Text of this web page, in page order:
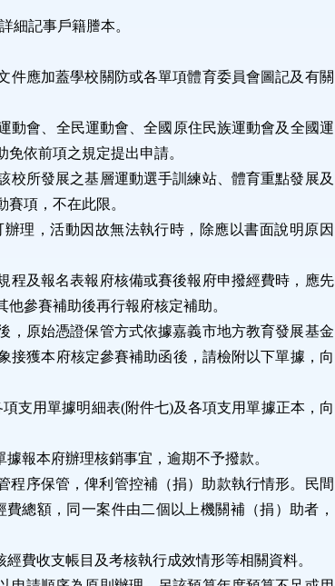
細記事戶籍謄本。
件應加蓋學校關防或各單項體育委員會圖記及有關
動會、全民運動會、全國原住民族運動會及全國運
依前項之規定提出申請。
所發展之基層運動選手訓練站、體育重點發展及
項，不在此限。
理，活動因故無法執行時，除應以書面說明原因
程及報名表報府核備或賽後報府申撥經費時，應先
參賽補助後再行報府核定補助。
，原始憑證保管方式依據嘉義市地方教育發展基金
接獲本府核定參賽補助函後，請檢附以下單據，向
項支用單據明細表(附件七)及各項支用單據正本，向
報本府辦理核銷事宜，逾期不予撥款。
程序保管，俾利管控補（捐）助款執行情形。民間
總額，同一案件由二個以上機關補（捐）助者，
費收支帳目及考核執行成效情形等相關資料。